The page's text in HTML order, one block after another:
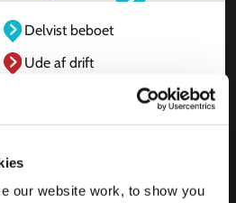
our website work, to show you
Delvist beboet
Ude af drift